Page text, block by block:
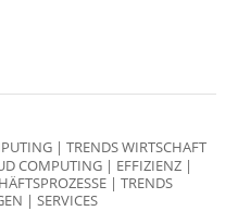
| TRENDS WIRTSCHAFT
COMPUTING | EFFIZIENZ |
| TRENDS
| SERVICES